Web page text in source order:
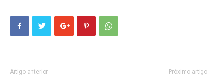
Artigo anterior Próximo artigo